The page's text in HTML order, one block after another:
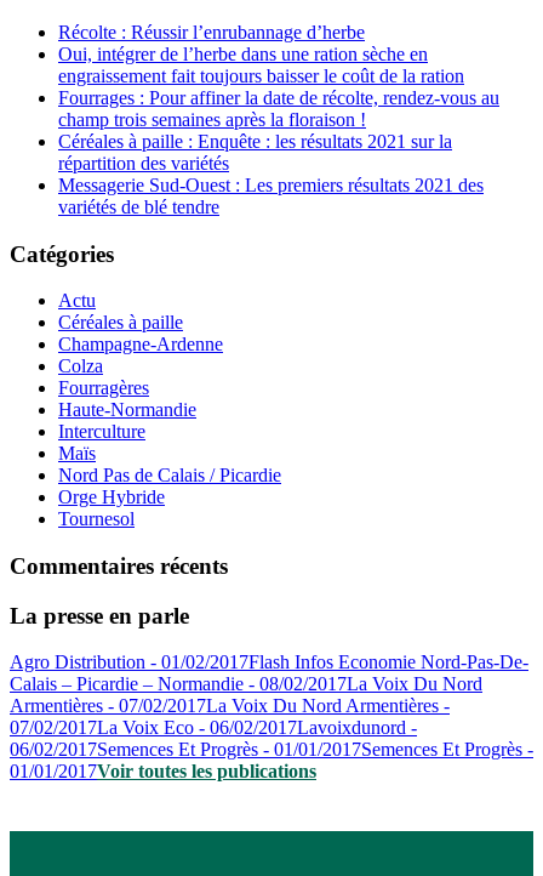
Récolte : Réussir l’enrubannage d’herbe
Oui, intégrer de l’herbe dans une ration sèche en
engraissement fait toujours baisser le coût de la ration
Fourrages : Pour affiner la date de récolte, rendez-vous au
champ trois semaines après la floraison !
Céréales à paille : Enquête : les résultats 2021 sur la
répartition des variétés
Messagerie Sud-Ouest : Les premiers résultats 2021 des
variétés de blé tendre
Catégories
Actu
Céréales à paille
Champagne-Ardenne
Colza
Fourragères
Haute-Normandie
Interculture
Maïs
Nord Pas de Calais / Picardie
Orge Hybride
Tournesol
Commentaires récents
La presse en parle
Agro Distribution - 01/02/2017Flash Infos Economie Nord-Pas-De-
Calais – Picardie – Normandie - 08/02/2017La Voix Du Nord
Armentières - 07/02/2017La Voix Du Nord Armentières -
07/02/2017La Voix Eco - 06/02/2017Lavoixdunord -
06/02/2017Semences Et Progrès - 01/01/2017Semences Et Progrès -
01/01/2017Voir toutes les publications